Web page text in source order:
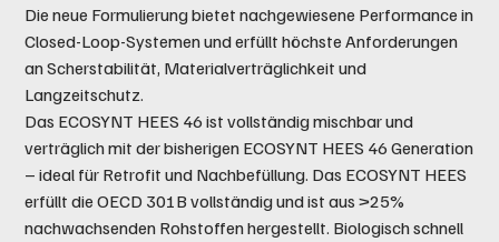
Die neue Formulierung bietet nachgewiesene Performance in
Closed-Loop-Systemen und erfüllt höchste Anforderungen
an Scherstabilität, Materialverträglichkeit und
Langzeitschutz.
Das ECOSYNT HEES 46 ist vollständig mischbar und
verträglich mit der bisherigen ECOSYNT HEES 46 Generation
– ideal für Retrofit und Nachbefüllung. Das ECOSYNT HEES
erfüllt die OECD 301B vollständig und ist aus >25%
nachwachsenden Rohstoffen hergestellt. Biologisch schnell